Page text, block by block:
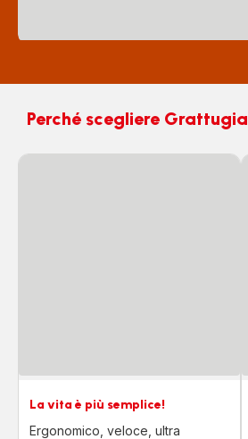
Perché scegliere
La vita è più semplice!
Ergonomico, veloce, ultra